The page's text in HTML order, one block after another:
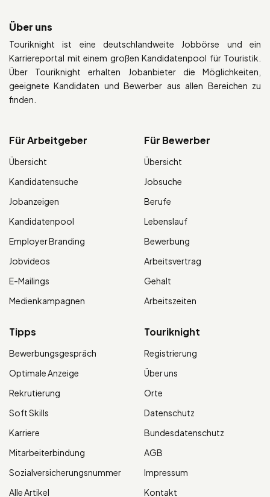
Über uns
Touriknight ist eine deutschlandweite Jobbörse und ein
Karriereportal mit einem großen Kandidatenpool für Touristik.
Über Touriknight erhalten Jobanbieter die Möglichkeiten,
geeignete Kandidaten und Bewerber aus allen Bereichen zu
finden.
Für Arbeitgeber
Übersicht
Kandidatensuche
Jobanzeigen
Kandidatenpool
Employer Branding
Jobvideos
E-Mailings
Medienkampagnen
Für Bewerber
Übersicht
Jobsuche
Berufe
Lebenslauf
Bewerbung
Arbeitsvertrag
Gehalt
Arbeitszeiten
Tipps
Bewerbungsgespräch
Optimale Anzeige
Rekrutierung
Soft Skills
Karriere
Mitarbeiterbindung
Sozialversicherungsnummer
Alle Artikel
Touriknight
Registrierung
Über uns
Orte
Datenschutz
Bundesdatenschutz
AGB
Impressum
Kontakt